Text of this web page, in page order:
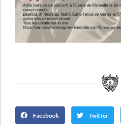
Facebook Twitter